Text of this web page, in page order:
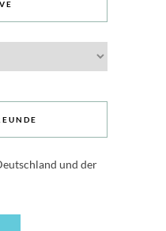
und der